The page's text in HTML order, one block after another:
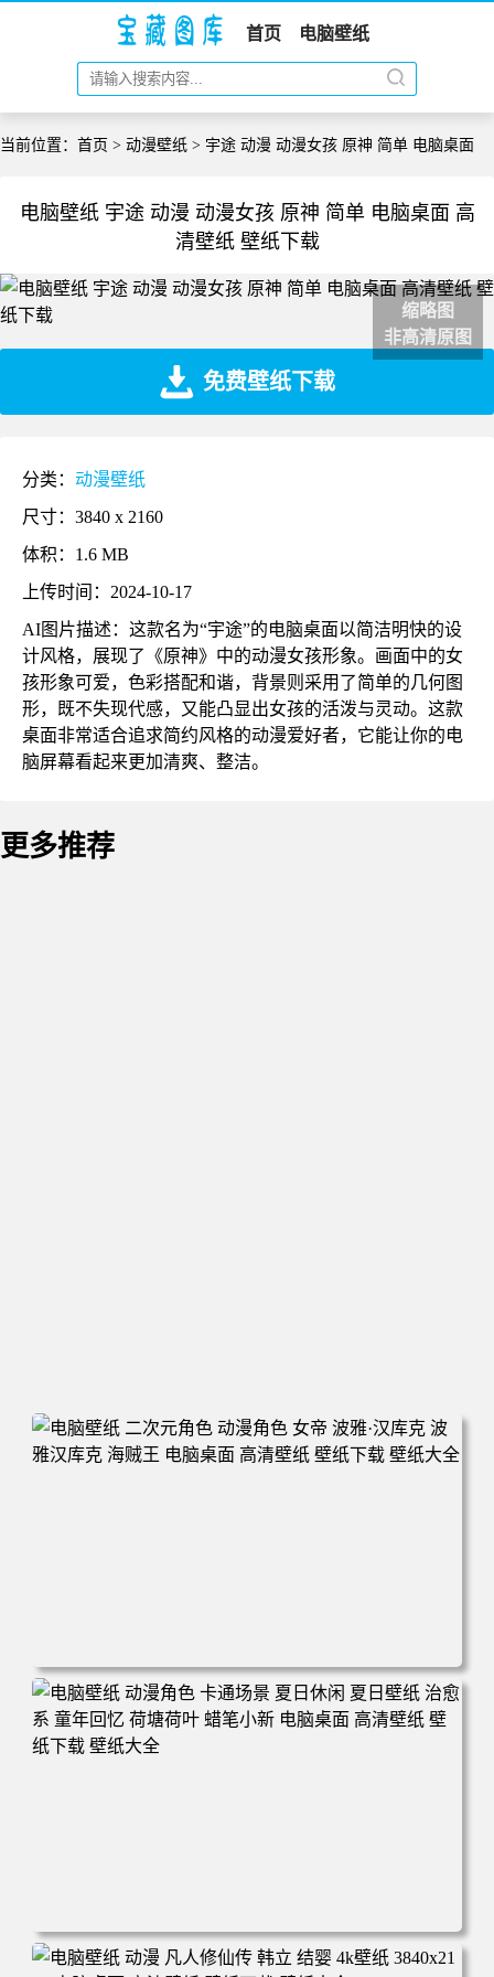
首页 电脑壁纸
当前位置： 首页 > 动漫壁纸 > 宇途 动漫 动漫女孩 原神 简单 电脑桌面
电脑壁纸 宇途 动漫 动漫女孩 原神 简单 电脑桌面 高
清壁纸 壁纸下载
缩略图
非高清原图
免费壁纸下载
分类： 动漫壁纸
尺寸：3840 x 2160
体积：1.6 MB
上传时间：2024-10-17
AI图片描述：这款名为“宇途”的电脑桌面以简洁明快的设
计风格，展现了《原神》中的动漫女孩形象。画面中的女
孩形象可爱，色彩搭配和谐，背景则采用了简单的几何图
形，既不失现代感，又能凸显出女孩的活泼与灵动。这款
桌面非常适合追求简约风格的动漫爱好者，它能让你的电
脑屏幕看起来更加清爽、整洁。
更多推荐
电脑壁纸 二次元角色 动漫角色 女帝 波雅·汉库克 波雅汉库
克 海贼王 电脑桌面 高清壁纸 壁纸下载 壁纸大全
电脑壁纸 动漫角色 卡通场景 夏日休闲 夏日壁纸 治愈系 童